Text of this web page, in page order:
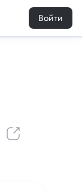
Войти
72 0